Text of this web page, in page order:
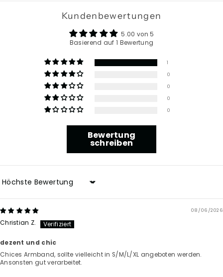
Kundenbewertungen
5.00 von 5
Basierend auf 1 Bewertung
1
0
0
0
0
Bewertung
schreiben
Sort by
08/06/2026
Christian Z.
dezent und chic
Chices Armband, sollte vielleicht in S/M/L/XL angeboten werden.
Ansonsten gut verarbeitet.